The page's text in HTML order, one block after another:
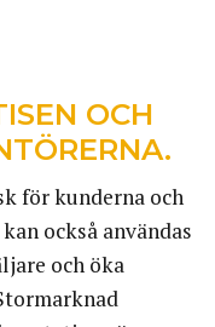
OCH
för kunderna och
också användas
och öka